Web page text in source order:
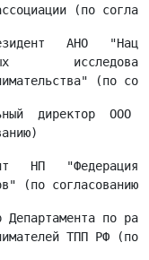
АНО
директор  ООО
НП   "Федерация
по